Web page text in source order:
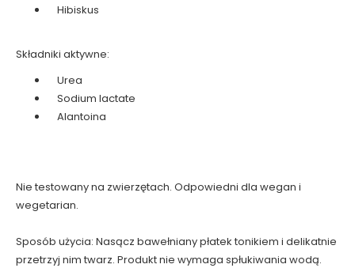
Hibiskus
Składniki aktywne:
Urea
Sodium lactate
Alantoina
Nie testowany na zwierzętach. Odpowiedni dla wegan i
wegetarian.
Sposób użycia: Nasącz bawełniany płatek tonikiem i delikatnie
przetrzyj nim twarz. Produkt nie wymaga spłukiwania wodą.